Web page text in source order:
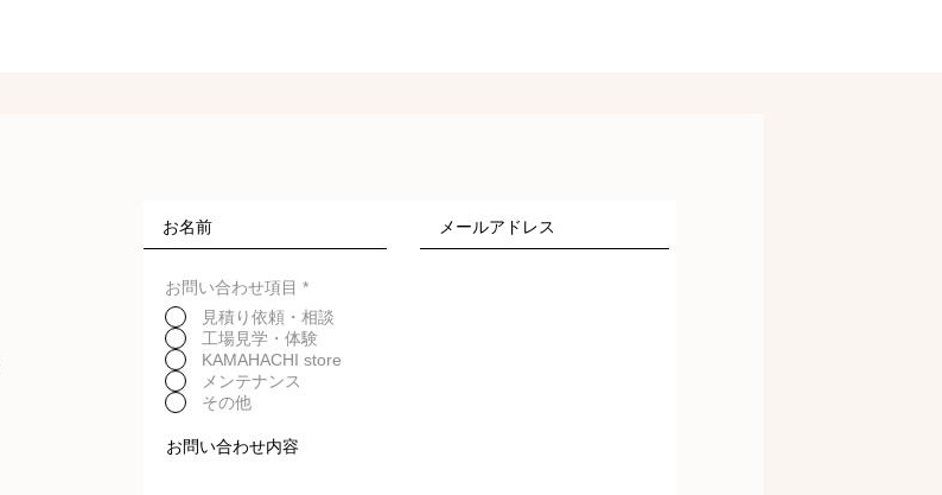
お問い合わせ項目 *
見積り依頼・相談
工場見学・体験
KAMAHACHI store
メンテナンス
その他